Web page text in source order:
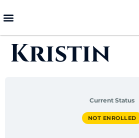
Kristin
Current Status
NOT ENROLLED